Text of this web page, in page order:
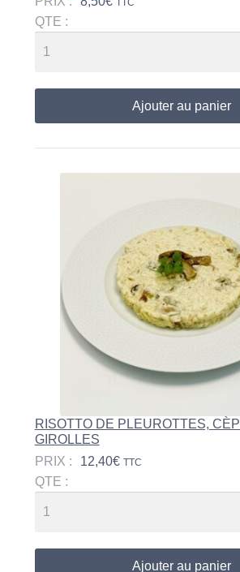
QTE :
Ajouter au panier
RISOTTO DE PLEUROTTES,
GIROLLES
PRIX :
12,40€ TTC
QTE :
Ajouter au panier